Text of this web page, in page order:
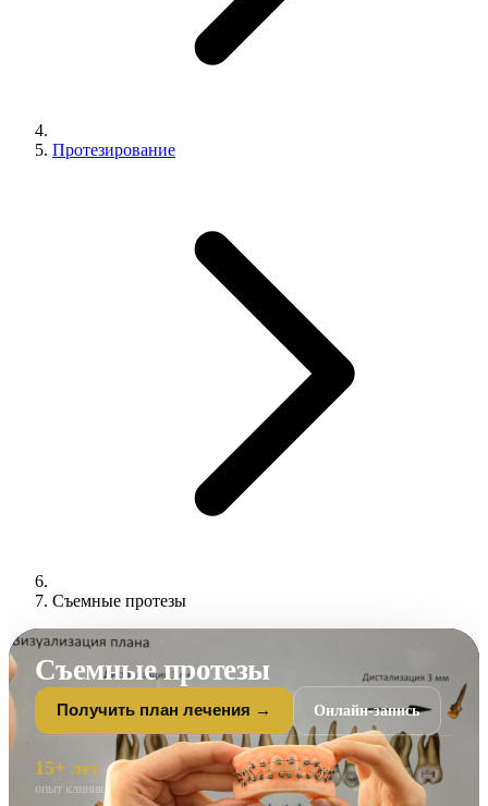
Протезирование
Съемные протезы
Съемные протезы
Получить план лечения → Онлайн-запись
15+ лет
опыт клиники